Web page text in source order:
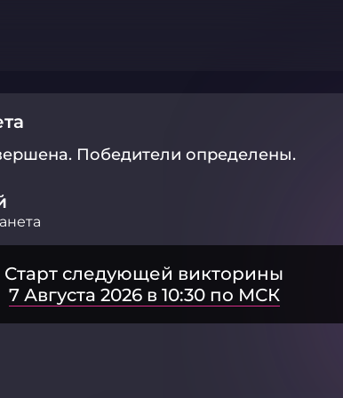
Победители определены.
Старт следующей викторины
7 Августа 2026 в 10:30 по МСК